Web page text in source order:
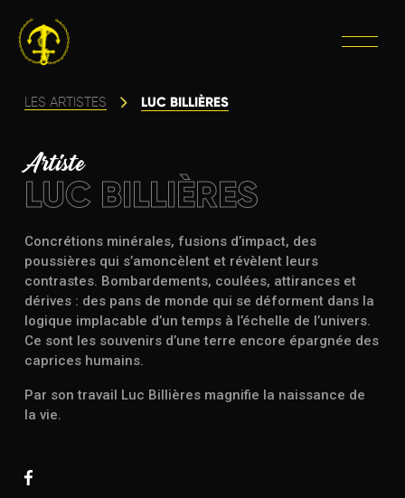
LES ARTISTES LUC BILLIÈRES
Artiste
LUC BILLIÈRES
Concrétions minérales, fusions d’impact, des
poussières qui s’amoncèlent et révèlent leurs
contrastes. Bombardements, coulées, attirances et
dérives : des pans de monde qui se déforment dans la
logique implacable d’un temps à l’échelle de l’univers.
Ce sont les souvenirs d’une terre encore épargnée des
caprices humains.
Par son travail Luc Billières magnifie la naissance de
la vie.